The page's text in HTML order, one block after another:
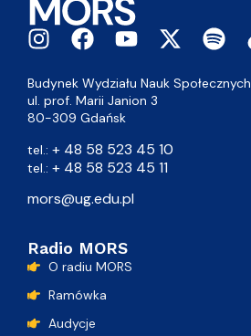
Budynek Wydziału Nauk Społecznych
ul. prof. Marii Janion 3
80-309 Gdańsk
tel.: + 48 58 523 45 10
tel.: + 48 58 523 45 11
mors@ug.edu.pl
Radio MORS
O radiu MORS
Ramówka
Audycje